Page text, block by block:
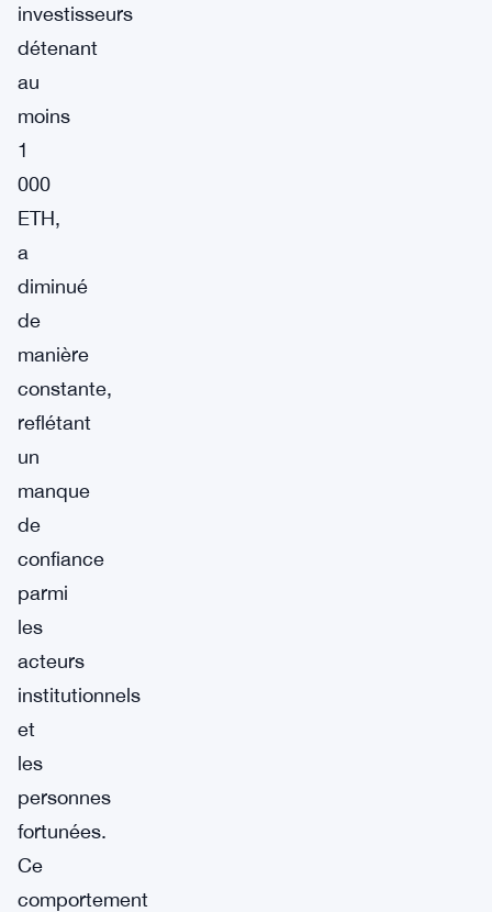
investisseurs
détenant
au
moins
1
000
ETH,
a
diminué
de
manière
constante,
reflétant
un
manque
de
confiance
parmi
les
acteurs
institutionnels
et
les
personnes
fortunées.
Ce
comportement